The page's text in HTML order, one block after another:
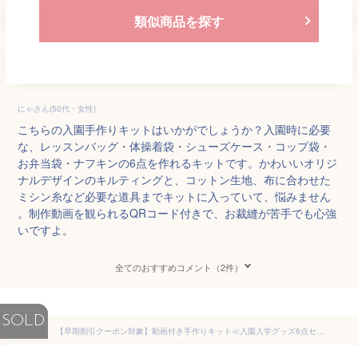
類似商品を探す
にゃさん(50代・女性)
こちらの入園手作りキットはいかがでしょうか？入園時に必要
な、レッスンバッグ・体操着袋・シューズケース・コップ袋・
お弁当袋・ナフキンの6点を作れるキットです。かわいいオリジ
ナルデザインのキルティングと、コットン生地、布に合わせた
ミシン糸など必要な道具までキットに入っていて、悩みません
。制作動画を観られるQRコード付きで、お裁縫が苦手でも心強
いですよ。
全てのおすすめコメント（2件）
SOLD
【早期割引クーポン対象】動画付き手作りキット≪入園入学グッズ6点セット no.28〜33≫オリジナルレシピキルティング｜レッスンバッグ│トートバッグ｜北欧風｜おしゃれ｜男の子｜手づくりキット｜初心者｜簡単｜ミシン【宅配便送料無料】生地 動物